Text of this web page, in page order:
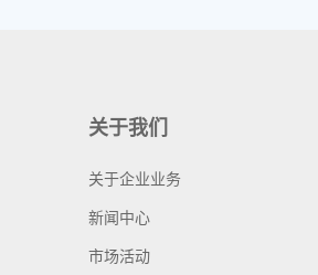
关于我们
关于企业业务
新闻中心
市场活动